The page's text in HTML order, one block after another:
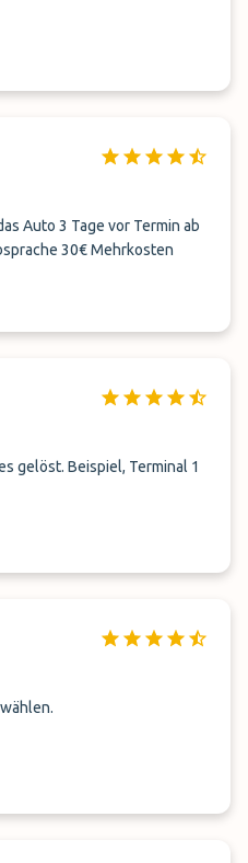
Auto 3 Tage vor Termin ab
30€ Mehrkosten
Terminal 1